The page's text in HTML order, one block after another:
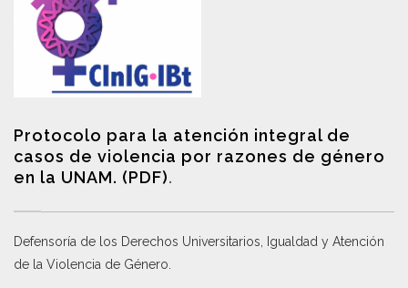
Protocolo para la atención integral de
casos de violencia por razones de género
en la UNAM. (PDF).
Defensoría de los Derechos Universitarios, Igualdad y Atención
de la Violencia de Género